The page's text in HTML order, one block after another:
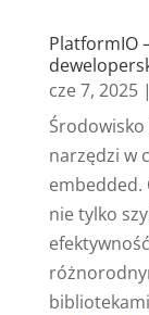
PlatformIO
cze 7, 2025|
narzędzi w
embedded.
nie tylko